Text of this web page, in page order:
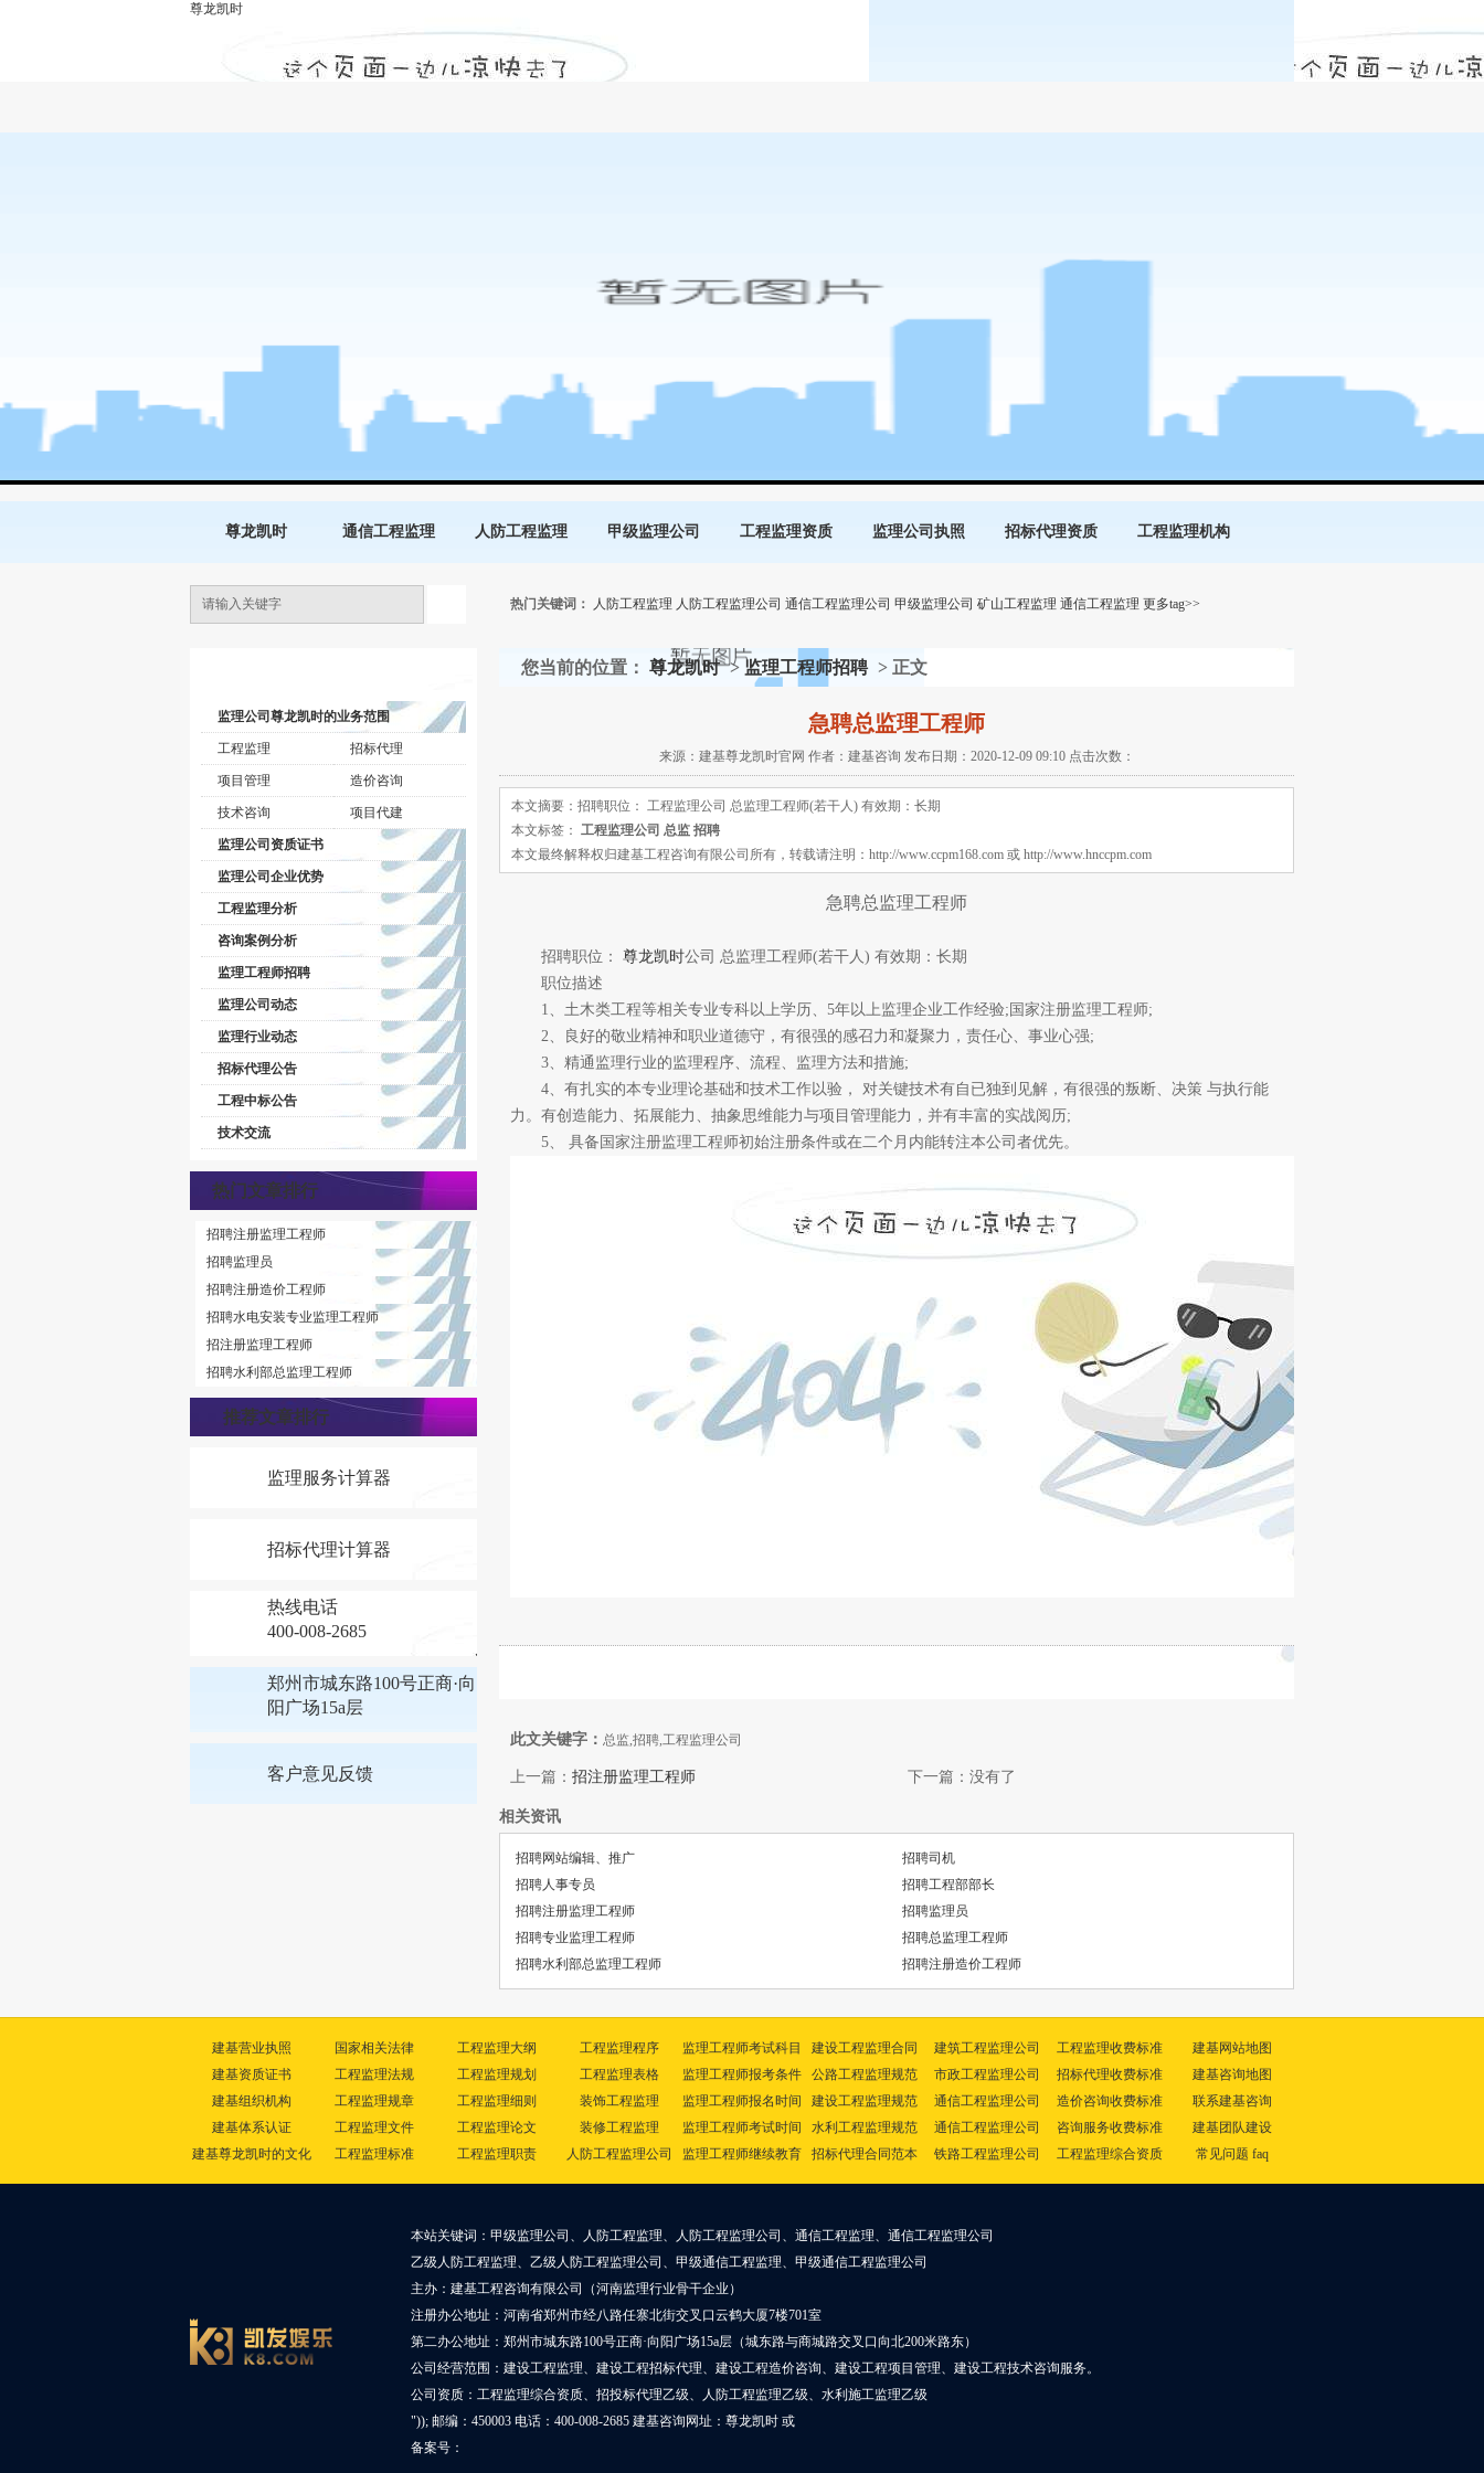
急聘总监理工程师-尊龙凯时
尊龙凯时
尊龙凯时 通信工程监理 人防工程监理 甲级监理公司 工程监理资质 监理公司执照 招标代理资质 工程监理机构
热门关键词： 人防工程监理 人防工程监理公司 通信工程监理公司 甲级监理公司 矿山工程监理 通信工程监理 更多tag>>
监理公司尊龙凯时的业务范围
工程监理 招标代理
项目管理 造价咨询
技术咨询 项目代建
监理公司资质证书
监理公司企业优势
工程监理分析
咨询案例分析
监理工程师招聘
监理公司动态
监理行业动态
招标代理公告
工程中标公告
技术交流
热门文章排行
招聘注册监理工程师
招聘监理员
招聘注册造价工程师
招聘水电安装专业监理工程师
招注册监理工程师
招聘水利部总监理工程师
推荐文章排行
监理服务计算器
招标代理计算器
热线电话
400-008-2685
郑州市城东路100号正商·向
阳广场15a层
客户意见反馈
您当前的位置： 尊龙凯时 > 监理工程师招聘 > 正文
急聘总监理工程师
来源：建基尊龙凯时官网 作者：建基咨询 发布日期：2020-12-09 09:10 点击次数：
本文摘要：招聘职位： 工程监理公司 总监理工程师(若干人) 有效期：长期
本文标签： 工程监理公司 总监 招聘
本文最终解释权归建基工程咨询有限公司所有，转载请注明：http://www.ccpm168.com 或 http://www.hnccpm.com
急聘总监理工程师
招聘职位： 尊龙凯时公司 总监理工程师(若干人) 有效期：长期
职位描述
1、土木类工程等相关专业专科以上学历、5年以上监理企业工作经验;国家注册监理工程师;
2、良好的敬业精神和职业道德守，有很强的感召力和凝聚力，责任心、事业心强;
3、精通监理行业的监理程序、流程、监理方法和措施;
4、有扎实的本专业理论基础和技术工作以验， 对关键技术有自已独到见解，有很强的叛断、决策 与执行能
力。有创造能力、拓展能力、抽象思维能力与项目管理能力，并有丰富的实战阅历;
5、 具备国家注册监理工程师初始注册条件或在二个月内能转注本公司者优先。
此文关键字： 总监,招聘,工程监理公司
上一篇： 招注册监理工程师 下一篇：没有了
相关资讯
招聘网站编辑、推广
招聘司机
招聘人事专员
招聘工程部部长
招聘注册监理工程师
招聘监理员
招聘专业监理工程师
招聘总监理工程师
招聘水利部总监理工程师
招聘注册造价工程师
建基营业执照
建基资质证书
建基组织机构
建基体系认证
建基尊龙凯时的文化
国家相关法律
工程监理法规
工程监理规章
工程监理文件
工程监理标准
工程监理大纲
工程监理规划
工程监理细则
工程监理论文
工程监理职责
工程监理程序
工程监理表格
装饰工程监理
装修工程监理
人防工程监理公司
监理工程师考试科目
监理工程师报考条件
监理工程师报名时间
监理工程师考试时间
监理工程师继续教育
建设工程监理合同
公路工程监理规范
建设工程监理规范
水利工程监理规范
招标代理合同范本
建筑工程监理公司
市政工程监理公司
通信工程监理公司
通信工程监理公司
铁路工程监理公司
工程监理收费标准
招标代理收费标准
造价咨询收费标准
咨询服务收费标准
工程监理综合资质
建基网站地图
建基咨询地图
联系建基咨询
建基团队建设
常见问题 faq
本站关键词：甲级监理公司、人防工程监理、人防工程监理公司、通信工程监理、通信工程监理公司
乙级人防工程监理、乙级人防工程监理公司、甲级通信工程监理、甲级通信工程监理公司
主办：建基工程咨询有限公司（河南监理行业骨干企业）
注册办公地址：河南省郑州市经八路任寨北街交叉口云鹤大厦7楼701室
第二办公地址：郑州市城东路100号正商·向阳广场15a层（城东路与商城路交叉口向北200米路东）
公司经营范围：建设工程监理、建设工程招标代理、建设工程造价咨询、建设工程项目管理、建设工程技术咨询服务。
公司资质：工程监理综合资质、招投标代理乙级、人防工程监理乙级、水利施工监理乙级
")); 邮编：450003 电话：400-008-2685 建基咨询网址： 尊龙凯时 或
备案号：